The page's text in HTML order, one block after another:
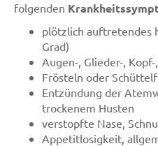
folgenden
plötzlich auftretendes
Grad)
Augen-, Glieder-,
Frösteln oder
Entzündung der
trockenem Husten
verstopfte Nase,
Appetitlosigkeit,